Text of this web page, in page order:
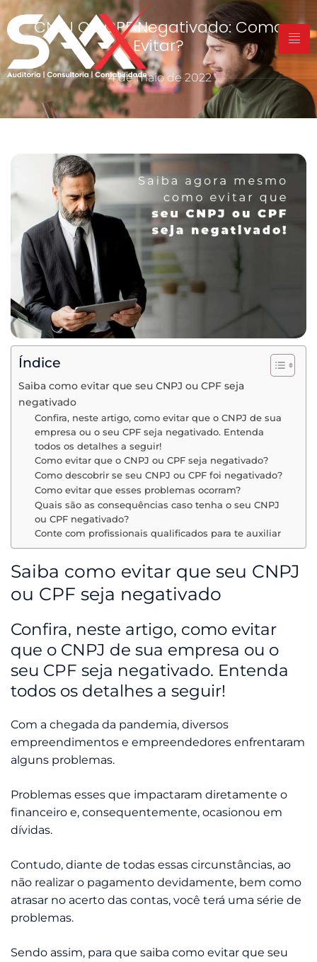
CNPJ Ou CPF Negativado: Como
Evitar?
4 de maio de 2022
Índice
Saiba como evitar que seu CNPJ ou CPF seja
negativado
Confira, neste artigo, como evitar que o CNPJ de sua
empresa ou o seu CPF seja negativado. Entenda
todos os detalhes a seguir!
Como evitar que o CNPJ ou CPF seja negativado?
Como descobrir se seu CNPJ ou CPF foi negativado?
Como evitar que esses problemas ocorram?
Quais são as consequências caso tenha o seu CNPJ
ou CPF negativado?
Conte com profissionais qualificados para te auxiliar
Saiba como evitar que seu CNPJ
ou CPF seja negativado
Confira, neste artigo, como evitar
que o CNPJ de sua empresa ou o
seu CPF seja negativado. Entenda
todos os detalhes a seguir!
Com a chegada da pandemia, diversos
empreendimentos e empreendedores enfrentaram
alguns problemas.
Problemas esses que impactaram diretamente o
financeiro e, consequentemente, ocasionou em
dívidas.
Contudo, diante de todas essas circunstâncias, ao
não realizar o pagamento devidamente, bem como
atrasar no acerto das contas, você terá uma série de
problemas.
Sendo assim, para que saiba como evitar que seu